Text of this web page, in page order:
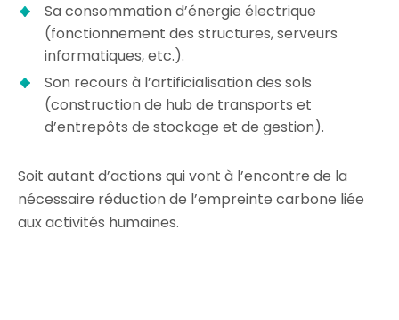
Sa consommation d’énergie électrique
(fonctionnement des structures, serveurs
informatiques, etc.).
Son recours à l’artificialisation des sols
(construction de hub de transports et
d’entrepôts de stockage et de gestion).
Soit autant d’actions qui vont à l’encontre de la
nécessaire réduction de l’empreinte carbone liée
aux activités humaines.